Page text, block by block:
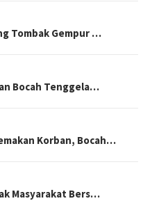
Tombak Gempur …
Bocah Tenggela…
Korban, Bocah…
Masyarakat Bers…